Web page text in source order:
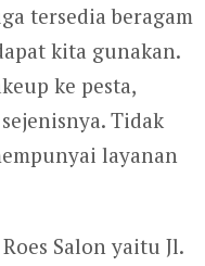
tersedia beragam
kita gunakan.
ke pesta,
Tidak
layanan
Salon yaitu Jl.